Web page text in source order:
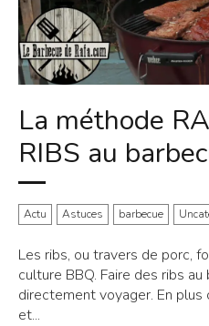
La méthode
RIBS au
Actu Astuces barbecue
Les ribs, ou travers de porc,
culture BBQ. Faire des ribs
directement voyager. En plus
et...